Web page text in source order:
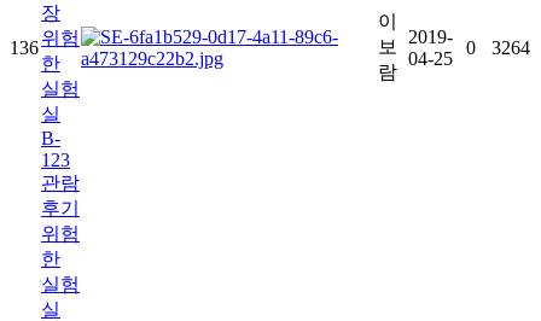
136
장
위험
한
실험
실
B-
123
관람
후기
이
보
람
2019-
04-25
0 3264
위험
한
실험
실